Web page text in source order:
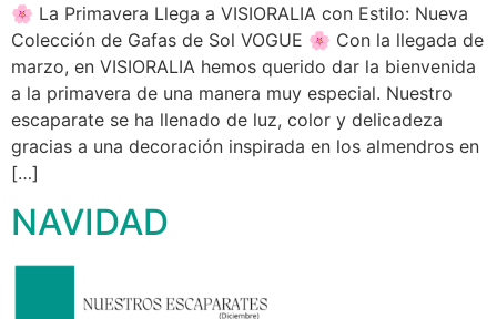
🌸 La Primavera Llega a VISIORALIA con Estilo: Nueva
Colección de Gafas de Sol VOGUE 🌸 Con la llegada de
marzo, en VISIORALIA hemos querido dar la bienvenida
a la primavera de una manera muy especial. Nuestro
escaparate se ha llenado de luz, color y delicadeza
gracias a una decoración inspirada en los almendros en
[…]
NAVIDAD